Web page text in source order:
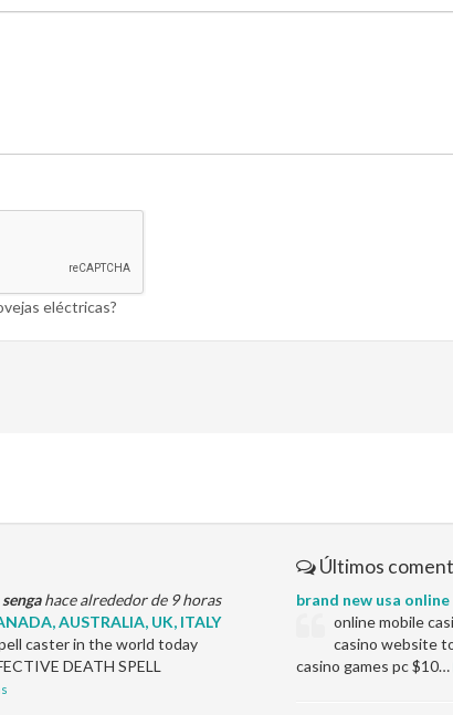
eléctricas?
sengahace alrededor de 9 horas
AUSTRALIA, UK, ITALY
caster in the world today
DEATH SPELL
Últimos
brand new usa online
online mobile
casino website
casino games pc $10…